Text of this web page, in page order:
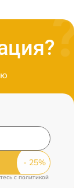
c политикой